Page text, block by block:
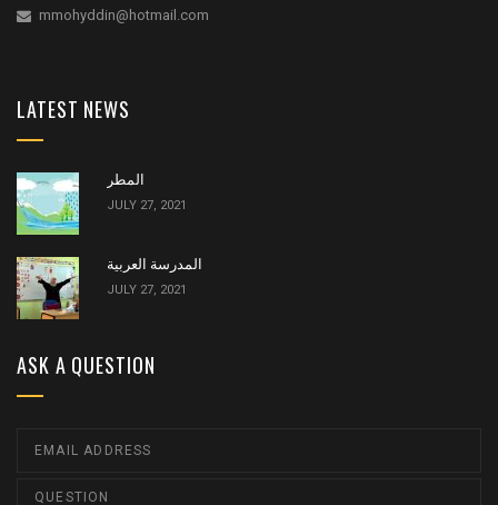
mmohyddin@hotmail.com
LATEST NEWS
المطر
JULY 27, 2021
المدرسة العربية
JULY 27, 2021
ASK A QUESTION